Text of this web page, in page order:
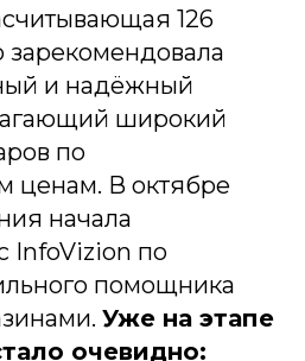
126
зарекомендовала
и надёжный
широкий
по
ценам. В октябре
начала
InfoVizion по
помощника
Уже на этапе
очевидно: